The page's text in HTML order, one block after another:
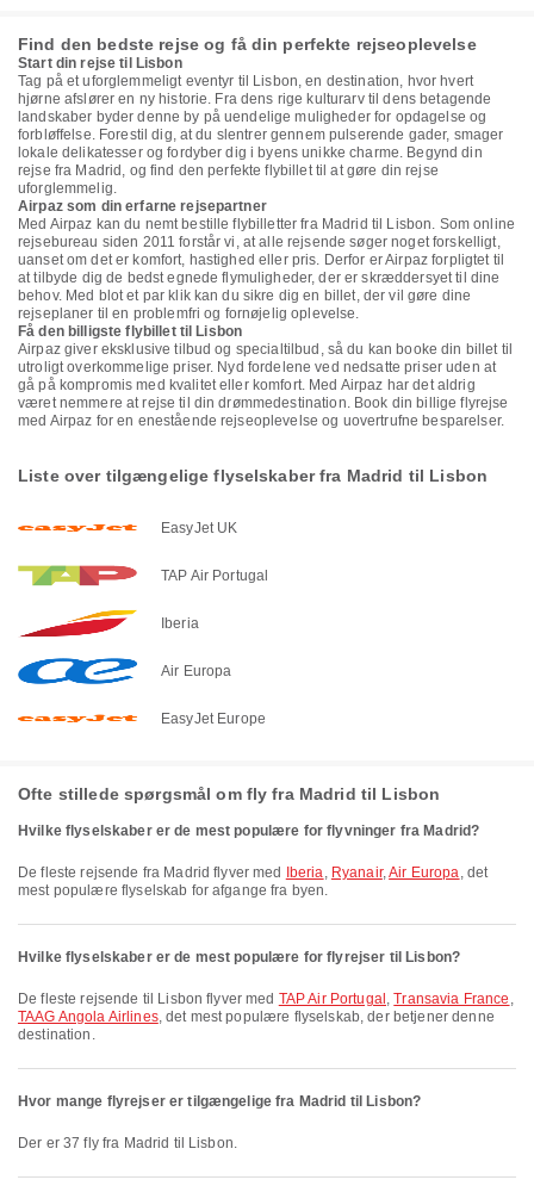
Find den bedste rejse og få din perfekte rejseoplevelse
Start din rejse til Lisbon
Tag på et uforglemmeligt eventyr til Lisbon, en destination, hvor hvert
hjørne afslører en ny historie. Fra dens rige kulturarv til dens betagende
landskaber byder denne by på uendelige muligheder for opdagelse og
forbløffelse. Forestil dig, at du slentrer gennem pulserende gader, smager
lokale delikatesser og fordyber dig i byens unikke charme. Begynd din
rejse fra Madrid, og find den perfekte flybillet til at gøre din rejse
uforglemmelig.
Airpaz som din erfarne rejsepartner
Med Airpaz kan du nemt bestille flybilletter fra Madrid til Lisbon. Som online
rejsebureau siden 2011 forstår vi, at alle rejsende søger noget forskelligt,
uanset om det er komfort, hastighed eller pris. Derfor er Airpaz forpligtet til
at tilbyde dig de bedst egnede flymuligheder, der er skræddersyet til dine
behov. Med blot et par klik kan du sikre dig en billet, der vil gøre dine
rejseplaner til en problemfri og fornøjelig oplevelse.
Få den billigste flybillet til Lisbon
Airpaz giver eksklusive tilbud og specialtilbud, så du kan booke din billet til
utroligt overkommelige priser. Nyd fordelene ved nedsatte priser uden at
gå på kompromis med kvalitet eller komfort. Med Airpaz har det aldrig
været nemmere at rejse til din drømmedestination. Book din billige flyrejse
med Airpaz for en enestående rejseoplevelse og uovertrufne besparelser.
Liste over tilgængelige flyselskaber fra Madrid til Lisbon
EasyJet UK
TAP Air Portugal
Iberia
Air Europa
EasyJet Europe
Ofte stillede spørgsmål om fly fra Madrid til Lisbon
Hvilke flyselskaber er de mest populære for flyvninger fra Madrid?
De fleste rejsende fra Madrid flyver med Iberia, Ryanair,Air Europa, det
mest populære flyselskab for afgange fra byen.
Hvilke flyselskaber er de mest populære for flyrejser til Lisbon?
De fleste rejsende til Lisbon flyver med TAP Air Portugal ,Transavia France ,
TAAG Angola Airlines, det mest populære flyselskab, der betjener denne
destination.
Hvor mange flyrejser er tilgængelige fra Madrid til Lisbon?
Der er 37 fly fra Madrid til Lisbon.